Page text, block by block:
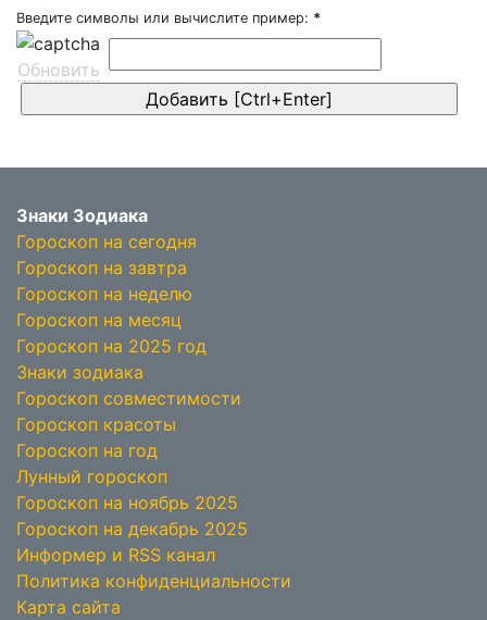
Введите символы или вычислите пример: *
Обновить
Знаки Зодиака
Гороскоп на сегодня
Гороскоп на завтра
Гороскоп на неделю
Гороскоп на месяц
Гороскоп на 2025 год
Знаки зодиака
Гороскоп совместимости
Гороскоп красоты
Гороскоп на год
Лунный гороскоп
Гороскоп на ноябрь 2025
Гороскоп на декабрь 2025
Информер и RSS канал
Политика конфиденциальности
Карта сайта